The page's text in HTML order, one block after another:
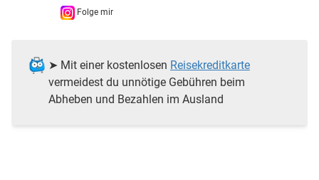
Folge mir
➤ Mit einer kostenlosen Reisekreditkarte
vermeidest du unnötige Gebühren beim
Abheben und Bezahlen im Ausland